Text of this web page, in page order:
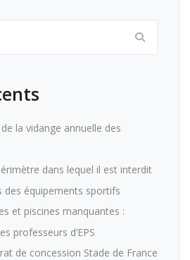
la vidange annuelle des
dans lequel il est interdit
des équipements sportifs
et piscines manquantes :
professeurs d’EPS
de concession Stade de France